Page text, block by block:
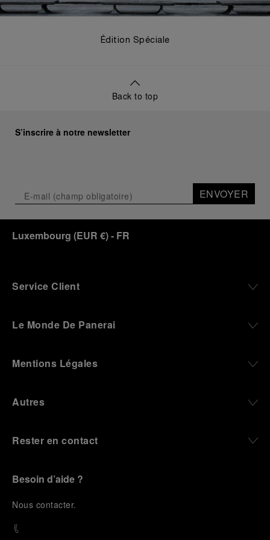
Édition Spéciale
Back to top
S’inscrire à notre newsletter
ENVOYER
Luxembourg (EUR €)- FR
Service Client
Le Monde De Panerai
Mentions Légales
Autres
Rester en contact
Besoin d’aide ?
Nous contacter.